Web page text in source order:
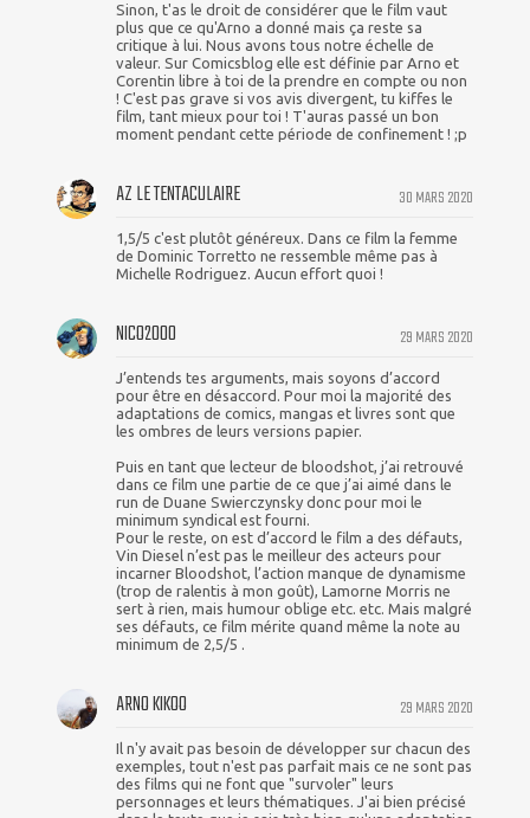
Sinon, t'as le droit de considérer que le film vaut
plus que ce qu'Arno a donné mais ça reste sa
critique à lui. Nous avons tous notre échelle de
valeur. Sur Comicsblog elle est définie par Arno et
Corentin libre à toi de la prendre en compte ou non
! C'est pas grave si vos avis divergent, tu kiffes le
film, tant mieux pour toi ! T'auras passé un bon
moment pendant cette période de confinement ! ;p
30 MARS 2020
AZ LE TENTACULAIRE
1,5/5 c'est plutôt généreux. Dans ce film la femme
de Dominic Torretto ne ressemble même pas à
Michelle Rodriguez. Aucun effort quoi !
29 MARS 2020
NICO2000
J’entends tes arguments, mais soyons d’accord
pour être en désaccord. Pour moi la majorité des
adaptations de comics, mangas et livres sont que
les ombres de leurs versions papier.
Puis en tant que lecteur de bloodshot, j’ai retrouvé
dans ce film une partie de ce que j’ai aimé dans le
run de Duane Swierczynsky donc pour moi le
minimum syndical est fourni.
Pour le reste, on est d’accord le film a des défauts,
Vin Diesel n’est pas le meilleur des acteurs pour
incarner Bloodshot, l’action manque de dynamisme
(trop de ralentis à mon goût), Lamorne Morris ne
sert à rien, mais humour oblige etc. etc. Mais malgré
ses défauts, ce film mérite quand même la note au
minimum de 2,5/5 .
29 MARS 2020
ARNO KIKOO
Il n'y avait pas besoin de développer sur chacun des
exemples, tout n'est pas parfait mais ce ne sont pas
des films qui ne font que "survoler" leurs
personnages et leurs thématiques. J'ai bien précisé